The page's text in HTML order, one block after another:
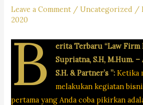
Leave a Comment /Uncategorized /
2020
B
erita Terbaru “Law Firm
Supriatna, S.H, M.Hum.
S.H. & Partner’s ”:Ketika
melakukan kegiatan
pertama yang Anda coba pikirkan